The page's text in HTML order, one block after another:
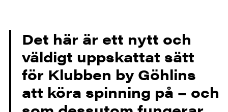
Det här är ett nytt och
väldigt uppskattat sätt
för Klubben by Göhlins
att köra spinning på – och